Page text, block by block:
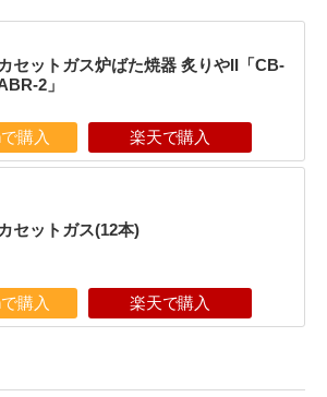
カセットガス炉ばた焼器 炙りやII「CB-
2」
購入 楽天で購入
セットガス(12本)
購入 楽天で購入